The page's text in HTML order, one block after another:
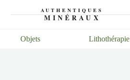
Objets Lithothérapie